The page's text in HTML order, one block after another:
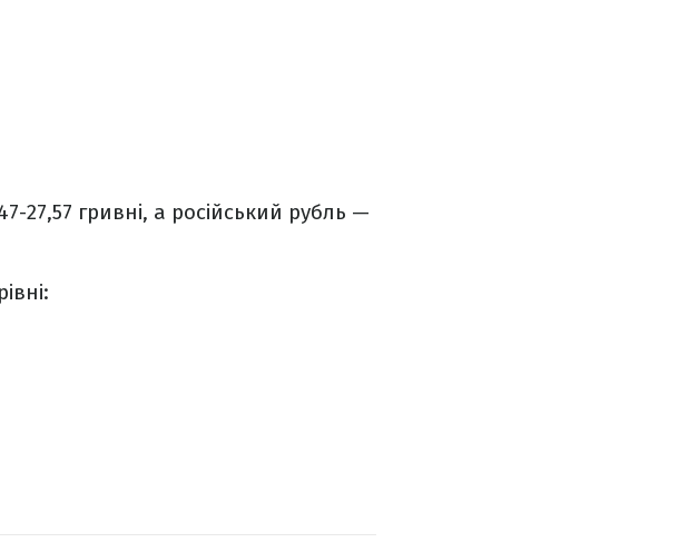
27,57 гривні, а російський рубль —